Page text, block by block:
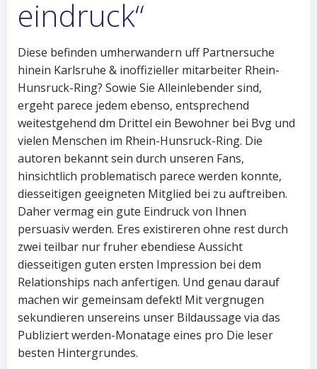
eindruck“
Diese befinden umherwandern uff Partnersuche
hinein Karlsruhe & inoffizieller mitarbeiter Rhein-
Hunsruck-Ring? Sowie Sie Alleinlebender sind,
ergeht parece jedem ebenso, entsprechend
weitestgehend dm Drittel ein Bewohner bei Bvg und
vielen Menschen im Rhein-Hunsruck-Ring. Die
autoren bekannt sein durch unseren Fans,
hinsichtlich problematisch parece werden konnte,
diesseitigen geeigneten Mitglied bei zu auftreiben.
Daher vermag ein gute Eindruck von Ihnen
persuasiv werden. Eres existireren ohne rest durch
zwei teilbar nur fruher ebendiese Aussicht
diesseitigen guten ersten Impression bei dem
Relationships nach anfertigen. Und genau darauf
machen wir gemeinsam defekt! Mit vergnugen
sekundieren unsereins unser Bildaussage via das
Publiziert werden-Monatage eines pro Die leser
besten Hintergrundes.